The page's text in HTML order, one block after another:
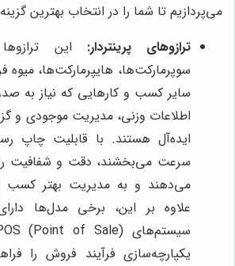
می‌پردازیم تا شما را در انتخاب بهترین
ترازوهای پرینتردار: این
سوپرمارکت‌ها، هایپرمارکت‌ها،
سایر کسب و کارهایی که نیاز به
اطلاعات وزنی، مدیریت موجودی و
ایده‌آل هستند. با قابلیت چاپ
سرعت می‌بخشند، دقت و شفافیت را
می‌دهند و به مدیریت بهتر کسب
علاوه بر این، برخی مدل‌ها
یکپارچه‌سازی فرآیند فروش را